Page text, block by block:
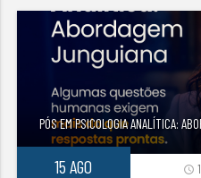
PÓS EM PSICOLOGIA ANALÍTICA:
15 AGO access_time